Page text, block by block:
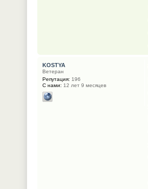
KOSTYA
Ветеран
Репутация: 196
С нами: 12 лет 9 месяцев